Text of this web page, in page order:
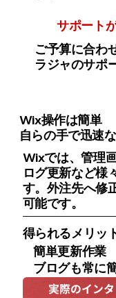
サポート
ご予算に合わ
ラジャのサポ
Wix操作は簡単
自らの手で迅速
Wixでは、管理
ログ更新など様
す。外注先へ修
可能です。
得られるメリッ
簡単更新作業
ブログも常に
実際のイン